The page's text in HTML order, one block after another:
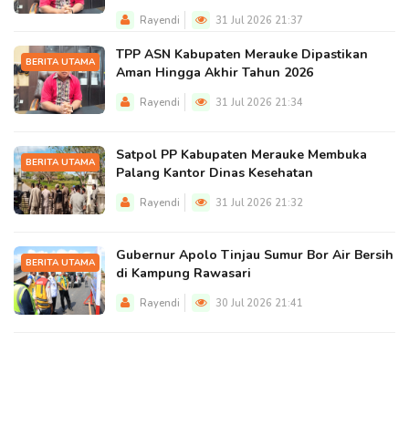
Rayendi 31 Jul 2026 21:37
BERITA UTAMA
TPP ASN Kabupaten Merauke Dipastikan
Aman Hingga Akhir Tahun 2026
Rayendi 31 Jul 2026 21:34
BERITA UTAMA
Satpol PP Kabupaten Merauke Membuka
Palang Kantor Dinas Kesehatan
Rayendi 31 Jul 2026 21:32
BERITA UTAMA
Gubernur Apolo Tinjau Sumur Bor Air Bersih
di Kampung Rawasari
Rayendi 30 Jul 2026 21:41